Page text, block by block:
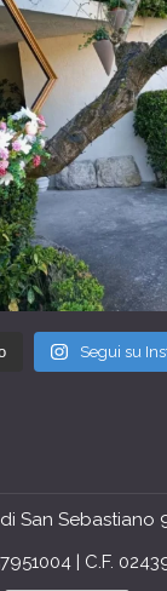
Segui su
San Sebastiano
| C.F.